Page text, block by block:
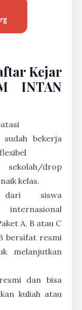
Kejar
INTAN
bekerja
drop
kelas.
dari siswa
internasional
A, B atau C
bersifat resmi
melanjutkan
dan bisa
kuliah atau